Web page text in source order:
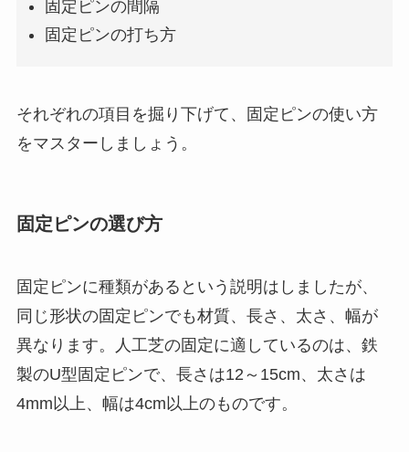
固定ピンの間隔
固定ピンの打ち方
それぞれの項目を掘り下げて、固定ピンの使い方
をマスターしましょう。
固定ピンの選び方
固定ピンに種類があるという説明はしましたが、
同じ形状の固定ピンでも材質、長さ、太さ、幅が
異なります。人工芝の固定に適しているのは、鉄
製のU型固定ピンで、長さは12～15cm、太さは
4mm以上、幅は4cm以上のものです。